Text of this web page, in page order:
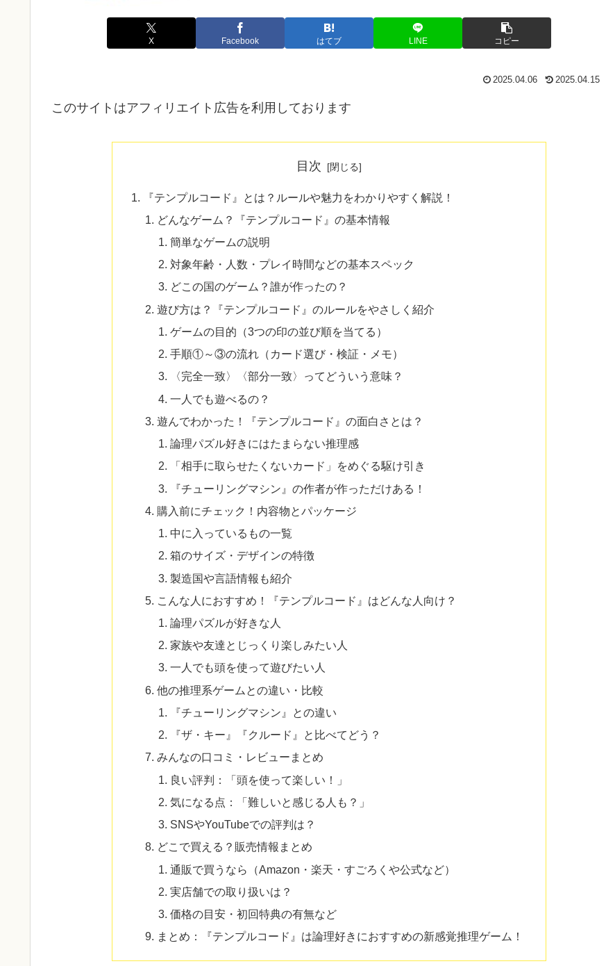
X Facebook はてブ LINE コピー
2025.04.06 2025.04.15
このサイトはアフィリエイト広告を利用しております
目次
『テンプルコード』とは？ルールや魅力をわかりやすく解説！
どんなゲーム？『テンプルコード』の基本情報
簡単なゲームの説明
対象年齢・人数・プレイ時間などの基本スペック
どこの国のゲーム？誰が作ったの？
遊び方は？『テンプルコード』のルールをやさしく紹介
ゲームの目的（3つの印の並び順を当てる）
手順①～③の流れ（カード選び・検証・メモ）
〈完全一致〉〈部分一致〉ってどういう意味？
一人でも遊べるの？
遊んでわかった！『テンプルコード』の面白さとは？
論理パズル好きにはたまらない推理感
「相手に取らせたくないカード」をめぐる駆け引き
『チューリングマシン』の作者が作っただけある！
購入前にチェック！内容物とパッケージ
中に入っているもの一覧
箱のサイズ・デザインの特徴
製造国や言語情報も紹介
こんな人におすすめ！『テンプルコード』はどんな人向け？
論理パズルが好きな人
家族や友達とじっくり楽しみたい人
一人でも頭を使って遊びたい人
他の推理系ゲームとの違い・比較
『チューリングマシン』との違い
『ザ・キー』『クルード』と比べてどう？
みんなの口コミ・レビューまとめ
良い評判：「頭を使って楽しい！」
気になる点：「難しいと感じる人も？」
SNSやYouTubeでの評判は？
どこで買える？販売情報まとめ
通販で買うなら（Amazon・楽天・すごろくや公式など）
実店舗での取り扱いは？
価格の目安・初回特典の有無など
まとめ：『テンプルコード』は論理好きにおすすめの新感覚推理ゲーム！